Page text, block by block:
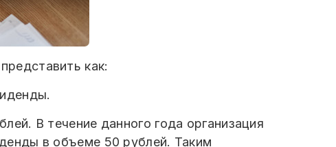
как:
В течение данного года организация
в объеме 50 рублей. Таким